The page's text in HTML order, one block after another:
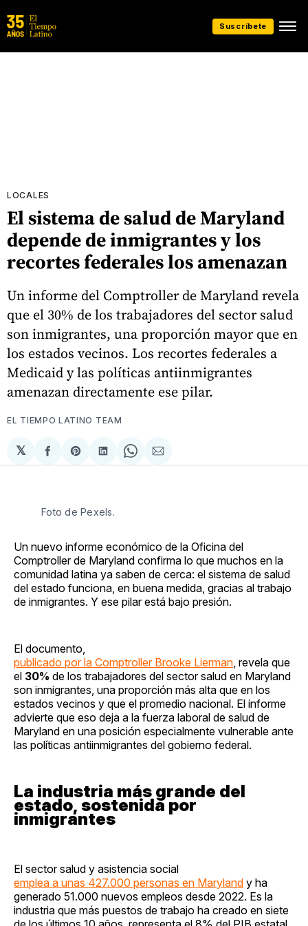
Suscríbete
LOCALES
El sistema de salud de Maryland
depende de inmigrantes y los
recortes federales los amenazan
Un informe del Comptroller de Maryland revela
que el 30% de los trabajadores del sector salud
son inmigrantes, una proporción mayor que en
los estados vecinos. Los recortes federales a
Medicaid y las políticas antiinmigrantes
amenazan directamente ese pilar.
EL TIEMPO LATINO TEAM
𝕏
Compartir
en
Share
on
Compartir
en
Share
on
Compartir
via
Foto de Pexels.
Un nuevo informe económico de la Oficina del
Comptroller de Maryland confirma lo que muchos en la
comunidad latina ya saben de cerca: el sistema de salud
del estado funciona, en buena medida, gracias al trabajo
de inmigrantes. Y ese pilar está bajo presión.
El documento,
publicado por la Comptroller Brooke Lierman , revela que
el 30% de los trabajadores del sector salud en Maryland
son inmigrantes, una proporción más alta que en los
estados vecinos y que el promedio nacional. El informe
advierte que eso deja a la fuerza laboral de salud de
Maryland en una posición especialmente vulnerable ante
las políticas antiinmigrantes del gobierno federal.
La industria más grande del
estado, sostenida por
inmigrantes
El sector salud y asistencia social
emplea a unas 427.000 personas en Maryland y ha
generado 51.000 nuevos empleos desde 2022. Es la
industria que más puestos de trabajo ha creado en siete